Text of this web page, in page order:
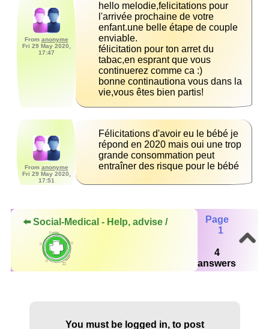
From anonyme
Fri 29 May 2020,
17:47
hello melodie,felicitations pour
l'arrivée prochaine de votre
enfant.une belle étape de couple
félicitation pour ton arret du
tabac,en esprant que vous
bonne continautiona vous dans la
vie,vous êtes bien partis!
From anonyme
Fri 29 May 2020,
17:51
Félicitations d'avoir eu le bébé je
répond en 2020 mais oui une trop
grande consommation peut
entraîner des risque pour le bébé
⬅️ Social-Medical - Help, advise /
Page
1
4
answers
You must be logged in, to post